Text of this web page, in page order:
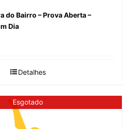
do Bairro – Prova Aberta –
Dia
Detalhes
Esgotado